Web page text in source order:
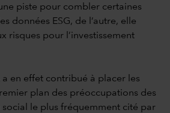
piste pour combler certaines
données ESG, de l’autre, elle
risques pour l’investissement
a en effet contribué à placer les
plan des préoccupations des
social le plus fréquemment cité par